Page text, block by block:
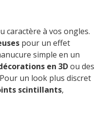
caractère à vos ongles.
pour un effet
simple en un
en 3Dou des
un look plus discret
scintillants,